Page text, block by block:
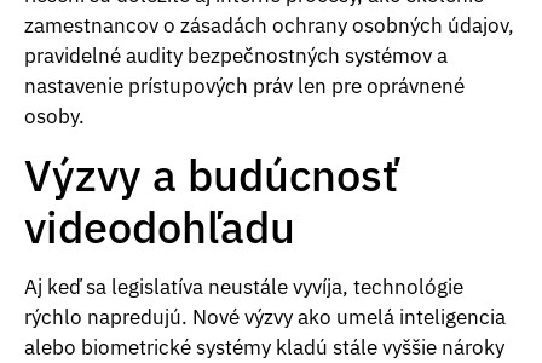
zamestnancov o zásadách ochrany osobných údajov,
pravidelné audity bezpečnostných systémov a
nastavenie prístupových práv len pre oprávnené
osoby.
Výzvy a budúcnosť
videodohľadu
Aj keď sa legislatíva neustále vyvíja, technológie
rýchlo napredujú. Nové výzvy ako umelá inteligencia
alebo biometrické systémy kladú stále vyššie nároky